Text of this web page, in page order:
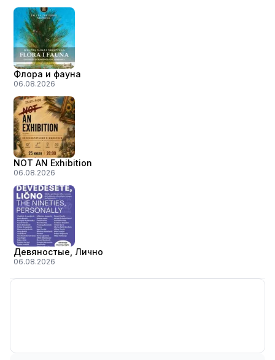
Флора и фауна
06.08.2026
NOT AN Exhibition
06.08.2026
Девяностые, Лично
06.08.2026